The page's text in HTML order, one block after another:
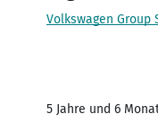
Volkswagen Group
5 Jahre und 6